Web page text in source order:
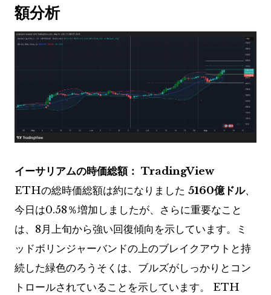
額分析
イーサリアムの時価総額： TradingView
ETHの総時価総額は約になりました 5160億ドル、
今日は0.58％増加しましたが、さらに重要なこと
は、8月上旬から強い回復傾向を示しています。ミ
ッドボリンジャーバンドの上のブレイクアウトと持
続した緑色のろうそくは、ブルズがしっかりとコン
トロールされていることを示しています。 ETH